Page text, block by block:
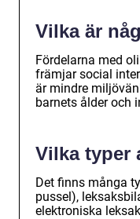
Vilka är
Fördelarna med
främjar social
är mindre
barnets ålder och
Vilka typer
Det finns många
pussel),
elektroniska